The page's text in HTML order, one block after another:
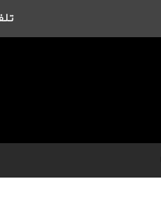
تلفن